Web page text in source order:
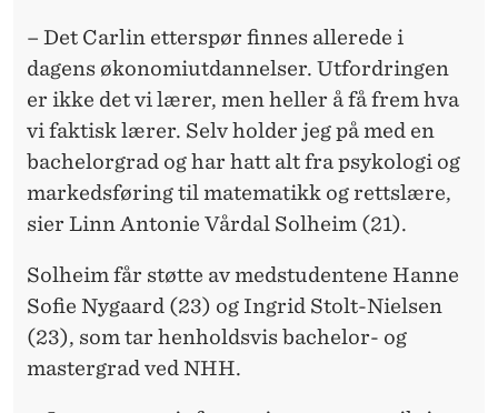
– Det Carlin etterspør finnes allerede i
dagens økonomiutdannelser. Utfordringen
er ikke det vi lærer, men heller å få frem hva
vi faktisk lærer. Selv holder jeg på med en
bachelorgrad og har hatt alt fra psykologi og
markedsføring til matematikk og rettslære,
sier Linn Antonie Vårdal Solheim (21).
Solheim får støtte av medstudentene Hanne
Sofie Nygaard (23) og Ingrid Stolt-Nielsen
(23), som tar henholdsvis bachelor- og
mastergrad ved NHH.